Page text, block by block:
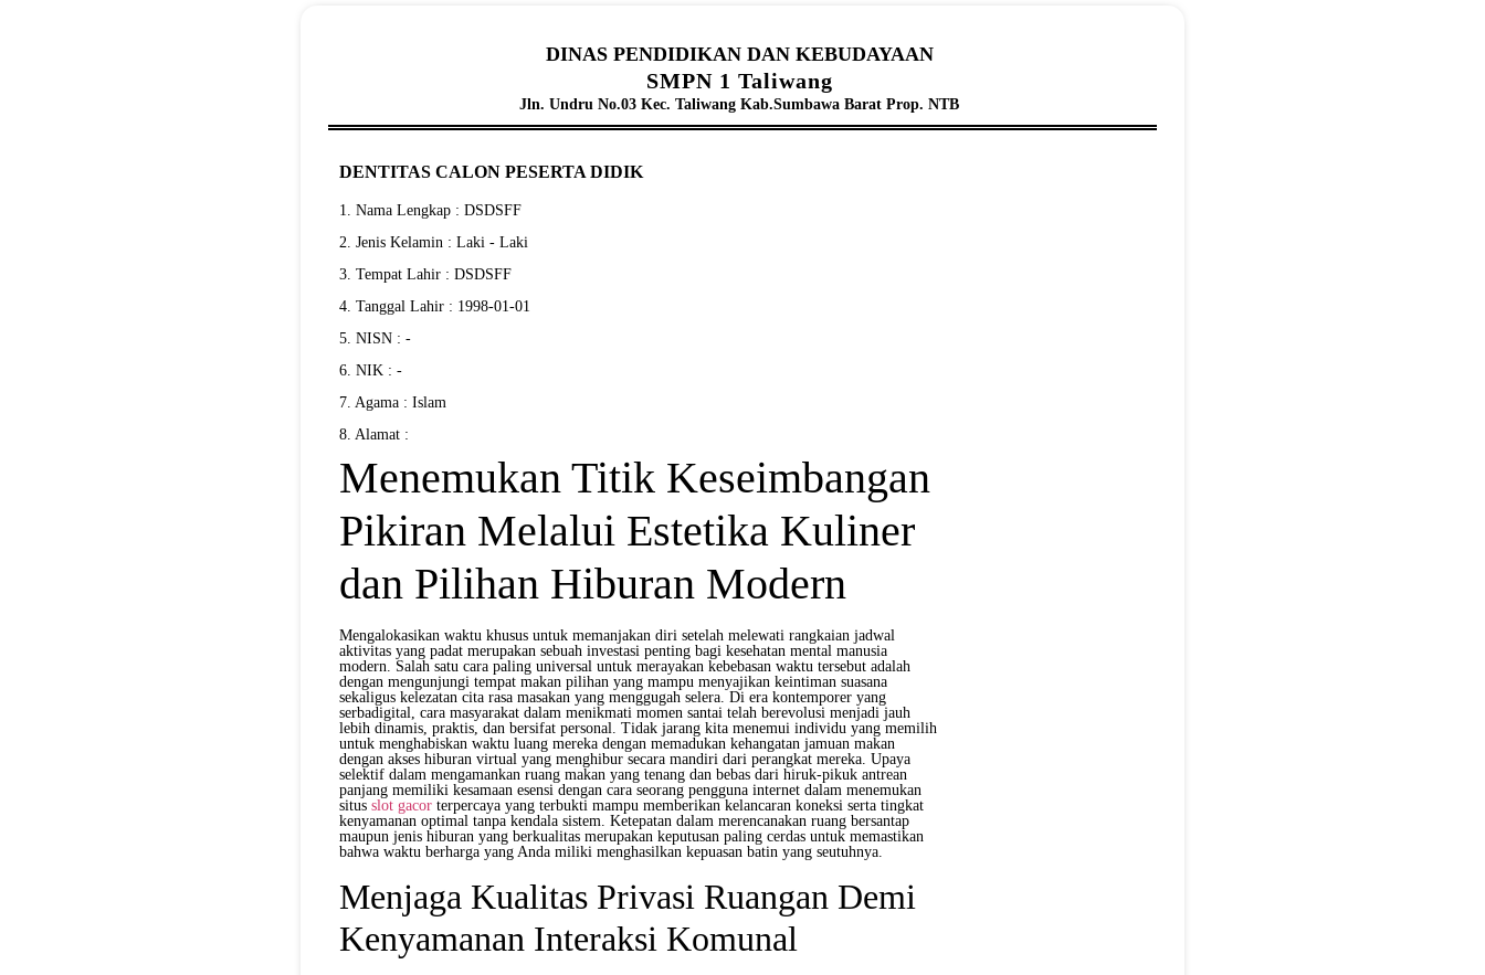
DINAS PENDIDIKAN DAN KEBUDAYAAN
SMPN 1 Taliwang
Jln. Undru No.03 Kec. Taliwang Kab.Sumbawa Barat Prop. NTB
DENTITAS CALON PESERTA DIDIK
1. Nama Lengkap : DSDSFF
2. Jenis Kelamin : Laki - Laki
3. Tempat Lahir : DSDSFF
4. Tanggal Lahir : 1998-01-01
5. NISN : -
6. NIK : -
7. Agama : Islam
8. Alamat :
Menemukan Titik Keseimbangan
Pikiran Melalui Estetika Kuliner
dan Pilihan Hiburan Modern
Mengalokasikan waktu khusus untuk memanjakan diri setelah melewati rangkaian jadwal
aktivitas yang padat merupakan sebuah investasi penting bagi kesehatan mental manusia
modern. Salah satu cara paling universal untuk merayakan kebebasan waktu tersebut adalah
dengan mengunjungi tempat makan pilihan yang mampu menyajikan keintiman suasana
sekaligus kelezatan cita rasa masakan yang menggugah selera. Di era kontemporer yang
serbadigital, cara masyarakat dalam menikmati momen santai telah berevolusi menjadi jauh
lebih dinamis, praktis, dan bersifat personal. Tidak jarang kita menemui individu yang memilih
untuk menghabiskan waktu luang mereka dengan memadukan kehangatan jamuan makan
dengan akses hiburan virtual yang menghibur secara mandiri dari perangkat mereka. Upaya
selektif dalam mengamankan ruang makan yang tenang dan bebas dari hiruk-pikuk antrean
panjang memiliki kesamaan esensi dengan cara seorang pengguna internet dalam menemukan
situs slot gacor terpercaya yang terbukti mampu memberikan kelancaran koneksi serta tingkat
kenyamanan optimal tanpa kendala sistem. Ketepatan dalam merencanakan ruang bersantap
maupun jenis hiburan yang berkualitas merupakan keputusan paling cerdas untuk memastikan
bahwa waktu berharga yang Anda miliki menghasilkan kepuasan batin yang seutuhnya.
Menjaga Kualitas Privasi Ruangan Demi
Kenyamanan Interaksi Komunal